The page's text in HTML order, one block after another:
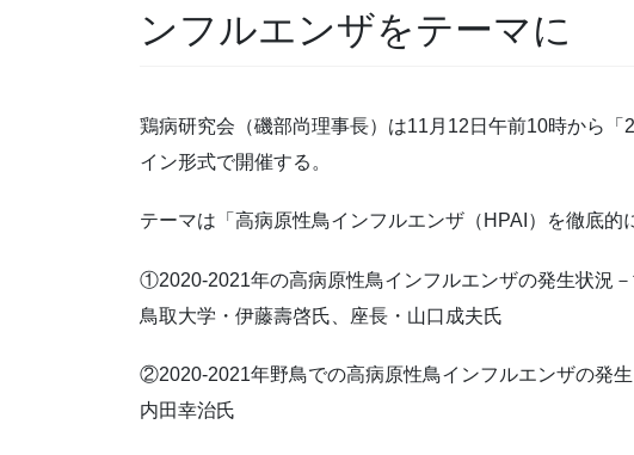
ンフルエンザをテーマに
鶏病研究会（磯部尚理事長）は11月12日午前10時から
イン形式で開催する。
テーマは「高病原性鳥インフルエンザ（HPAI）を徹底的
①2020-2021年の高病原性鳥インフルエンザの発生状況
鳥取大学・伊藤壽啓氏、座長・山口成夫氏
②2020-2021年野鳥での高病原性鳥インフルエンザの発
内田幸治氏